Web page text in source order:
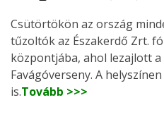
Csütörtökön az ország
tűzoltók az Északerdő Zrt.
központjába, ahol lezajlott
Favágóverseny. A
is.Tovább >>>